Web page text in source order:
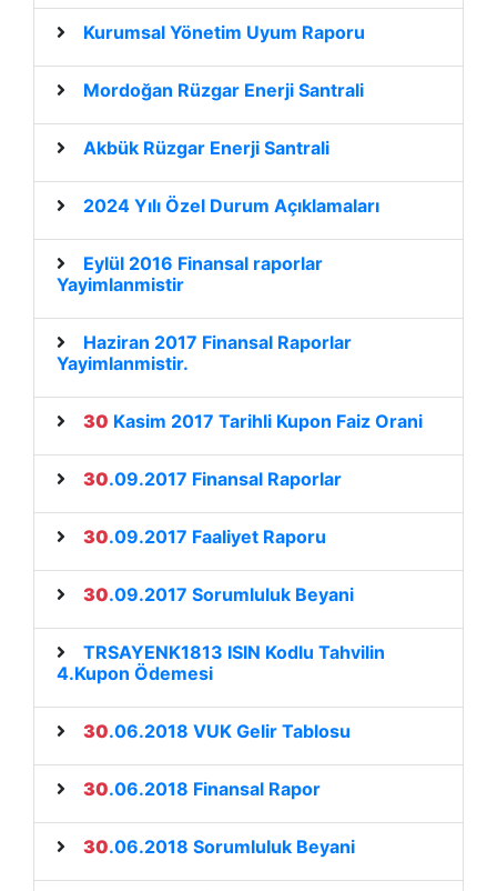
Kurumsal Yönetim Uyum Raporu
Mordoğan Rüzgar Enerji Santrali
Akbük Rüzgar Enerji Santrali
2024 Yılı Özel Durum Açıklamaları
Eylül 2016 Finansal raporlar
Yayimlanmistir
Haziran 2017 Finansal Raporlar
Yayimlanmistir.
30 Kasim 2017 Tarihli Kupon Faiz Orani
30.09.2017 Finansal Raporlar
30.09.2017 Faaliyet Raporu
30.09.2017 Sorumluluk Beyani
TRSAYENK1813 ISIN Kodlu Tahvilin
4.Kupon Ödemesi
30.06.2018 VUK Gelir Tablosu
30.06.2018 Finansal Rapor
30.06.2018 Sorumluluk Beyani